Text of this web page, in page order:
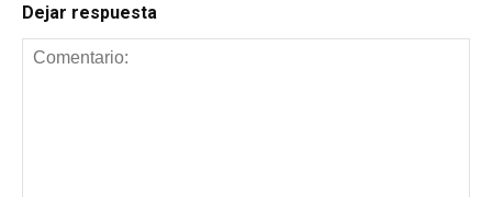
Dejar respuesta